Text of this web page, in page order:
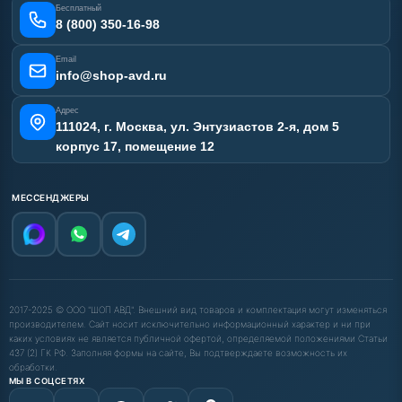
Наши работы
Карта сайта
Бесплатный
8 (800) 350-16-98
Email
info@shop-avd.ru
Адрес
111024, г. Москва, ул. Энтузиастов 2-я, дом 5
корпус 17, помещение 12
МЕССЕНДЖЕРЫ
2017-2025 © ООО "ШОП АВД". Внешний вид товаров и комплектация могут изменяться
производителем. Сайт носит исключительно информационный характер и ни при
каких условиях не является публичной офертой, определяемой положениями Статьи
437 (2) ГК РФ. Заполняя формы на сайте, Вы подтверждаете возможность их
обработки.
МЫ В СОЦСЕТЯХ